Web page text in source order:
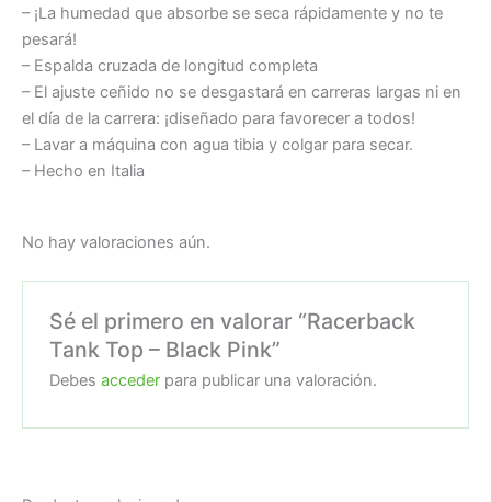
– ¡La humedad que absorbe se seca rápidamente y no te
pesará!
– Espalda cruzada de longitud completa
– El ajuste ceñido no se desgastará en carreras largas ni en
el día de la carrera: ¡diseñado para favorecer a todos!
– Lavar a máquina con agua tibia y colgar para secar.
– Hecho en Italia
No hay valoraciones aún.
Sé el primero en valorar “Racerback
Tank Top – Black Pink”
Debesacceder para publicar una valoración.